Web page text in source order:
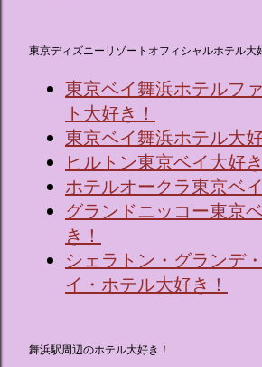
東京ディズニーリゾートオフィシャルホテル大
東京ベイ舞浜ホテルフ
ト大好き！
東京ベイ舞浜ホテル大好
ヒルトン東京ベイ大好き
ホテルオークラ東京ベ
グランドニッコー東京
き！
シェラトン・グランデ
イ・ホテル大好き！
舞浜駅周辺のホテル大好き！